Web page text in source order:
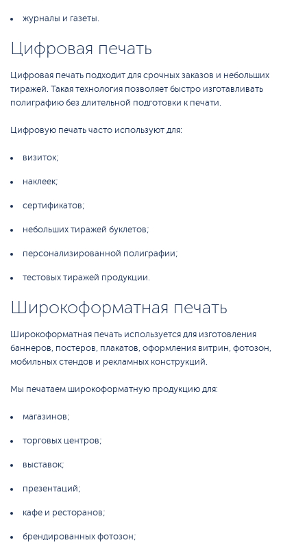
журналы и газеты.
Цифровая печать
Цифровая печать подходит для срочных заказов и небольших
тиражей. Такая технология позволяет быстро изготавливать
полиграфию без длительной подготовки к печати.
Цифровую печать часто используют для:
визиток;
наклеек;
сертификатов;
небольших тиражей буклетов;
персонализированной полиграфии;
тестовых тиражей продукции.
Широкоформатная печать
Широкоформатная печать используется для изготовления
баннеров, постеров, плакатов, оформления витрин, фотозон,
мобильных стендов и рекламных конструкций.
Мы печатаем широкоформатную продукцию для:
магазинов;
торговых центров;
выставок;
презентаций;
кафе и ресторанов;
брендированных фотозон;